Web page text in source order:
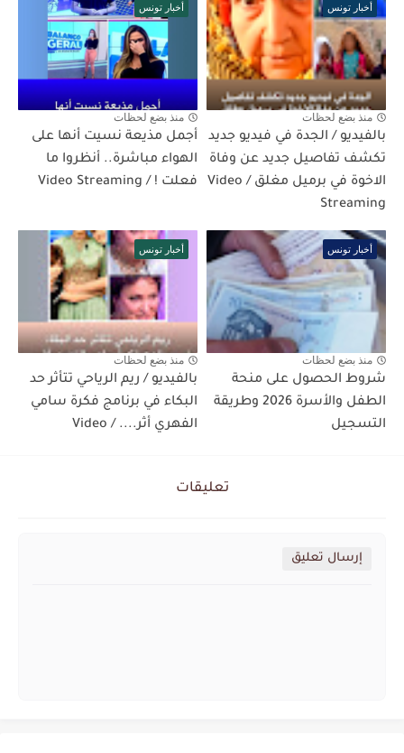
أخبار تونس
منذ بضع لحظات
بالفيديو / الجدة في فيديو جديد
تكشف تفاصيل جديد عن وفاة
الاخوة في برميل مغلق / Video
Streaming
أخبار تونس
منذ بضع لحظات
أجمل مذيعة نسيت أنها على
الهواء مباشرة.. أنظروا ما
فعلت ! / Video Streaming
أخبار تونس
منذ بضع لحظات
شروط الحصول على منحة
الطفل والأسرة 2026 وطريقة
التسجيل
أخبار تونس
منذ بضع لحظات
بالفيديو / ريم الرياحي تتأثر حد
البكاء في برنامج فكرة سامي
الفهري أثر.... / Video
تعليقات
إرسال تعليق